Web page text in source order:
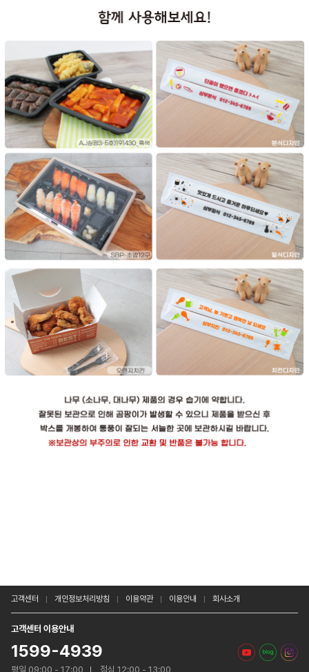
고객센터 개인정보처리방침 이용약관 이용안내 회사소개
고객센터 이용안내
1599-4939
평일 09:00 - 17:00 점심 12:00 - 13:00